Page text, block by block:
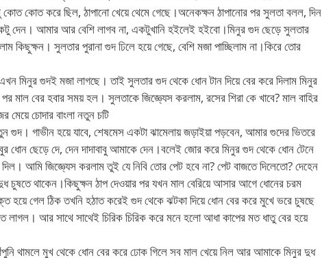
কোত কোত করে ছিল, ঠাপানো খেয়ে থেমে গেছে।অনেকক্ষন ঠাপানোর পর সুলতা বলল, দিন
দেন। আমার আর বেশি লাগব না, একটুখানি হইলেই হইবো।মিনুর গুদ ছেড়ে সুলতার
কিছুক্ষন। সুলতার পুরানা গুদ ঢিলে হয়ে গেছে, বেশি মজা পাচ্ছিলাম না।কিরে তোর
মিনুর গুদই মজা লাগছে। তাই সুলতার গুদ থেকে ধোন টান দিয়ে বের করে দিলাম মিনুর
মাল বের হবার সময় হল। সুলতাকে জিজ্ঞ্যেস করলাম, রসের শিরা কে খাবে? মাল বাহির
মেয়ে চোদার বাংলা নতুন চটি
গুদ। গাভীন হয়ে যাবে, শেষমেস একটা ঝামেলায় জড়াইয়া পড়বেন, আমার গুদের ভিতরে
ধোন ছেড়ে দে, দেন দাদাবাবু আমাকে দেন।বলেই জোর করে মিনুর গুদ থেকে ধোন টেনে
আমি জিজ্ঞ্যেস করলাম তুই যে নিবি তোর পেট হবে না? পেট বাজতে দিলেতো? দেহেন
চুষতে থাকেন।কিছুক্ষন ঠাপ দেওয়ার পর যখন মাল বেরিয়ে আসার আগে ধোনের চরম
হয়ে গেল ঠিক তখনি হঠাত করেই গুদ থেকে ঝটকা দিয়ে ধোন বের করে মুখে ভরে চুষছে
লাগল। আর সাথে সাথেই চিরিক চিরিক করে মনে হলো আধা কাপের মত ধাতু বের হয়ে
থামলে মুখ থেকে ধোন বের করে ঢোক গিলে সব মাল খেয়ে নিল আর আমাকে মিনুর দুধ